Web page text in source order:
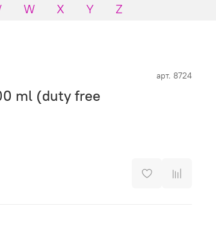
W X Y Z
арт. 8724
ml (duty free